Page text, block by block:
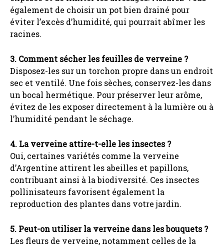
également de choisir un pot bien drainé pour
éviter l’excès d’humidité, qui pourrait abîmer les
racines.
3. Comment sécher les feuilles de verveine ?
Disposez-les sur un torchon propre dans un endroit
sec et ventilé. Une fois sèches, conservez-les dans
un bocal hermétique. Pour préserver leur arôme,
évitez de les exposer directement à la lumière ou à
l’humidité pendant le séchage.
4. La verveine attire-t-elle les insectes ?
Oui, certaines variétés comme la verveine
d’Argentine attirent les abeilles et papillons,
contribuant ainsi à la biodiversité. Ces insectes
pollinisateurs favorisent également la
reproduction des plantes dans votre jardin.
5. Peut-on utiliser la verveine dans les bouquets ?
Les fleurs de verveine, notamment celles de la